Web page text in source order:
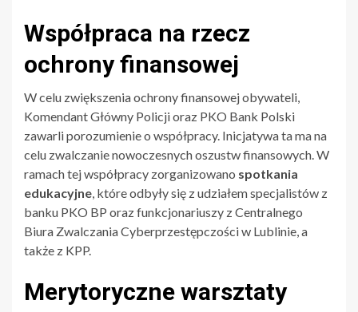
Współpraca na rzecz
ochrony finansowej
W celu zwiększenia ochrony finansowej obywateli,
Komendant Główny Policji oraz PKO Bank Polski
zawarli porozumienie o współpracy. Inicjatywa ta ma na
celu zwalczanie nowoczesnych oszustw finansowych. W
ramach tej współpracy zorganizowano spotkania
edukacyjne , które odbyły się z udziałem specjalistów z
banku PKO BP oraz funkcjonariuszy z Centralnego
Biura Zwalczania Cyberprzestępczości w Lublinie, a
także z KPP.
Merytoryczne warsztaty